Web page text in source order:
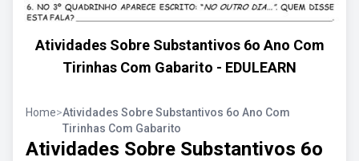
Atividades Sobre Substantivos 6o Ano Com
Tirinhas Com Gabarito - EDULEARN
Home>Atividades Sobre Substantivos 6o Ano Com
Tirinhas Com Gabarito
Atividades Sobre Substantivos 6o